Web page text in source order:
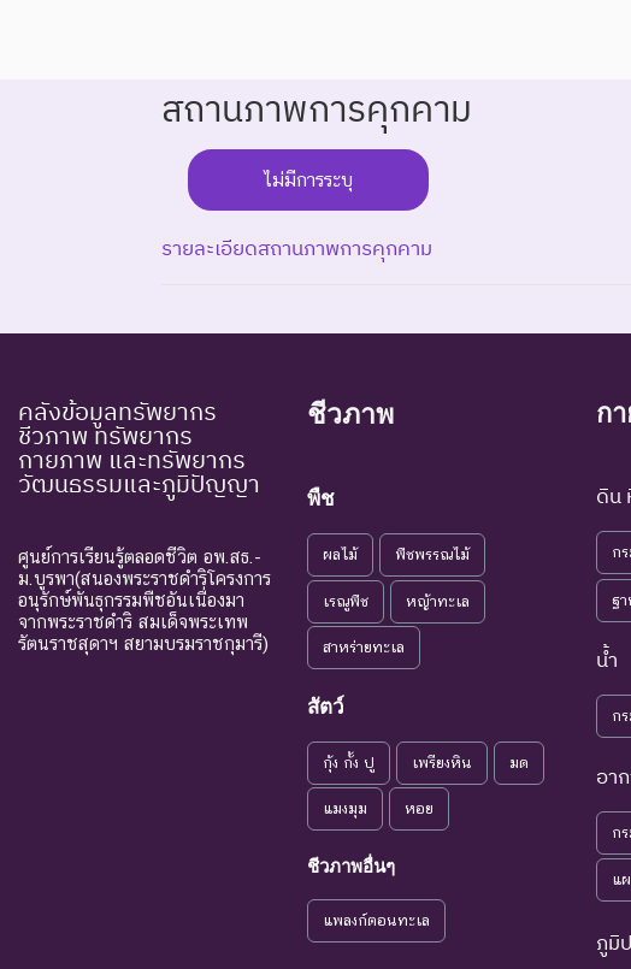
สถานภาพการคุกคาม
ไม่มีการระบุ
รายละเอียดสถานภาพการคุกคาม
EW : Extinct in the
Wild
สูญพันธุ์ใน
ชนิดพันธุ์ที่ไม่มีราย
ระดับความรุนแรง : ถูกคุกคาม
CR : Critically
Endangered
ใกล้สูญพันธุ์
อย่างยิ่ง
ชนิดพันธุ์ที่มีความเสี่
EN : Endangered ใกล้สูญพันธุ์
ชนิดพันธุ์ที่กำลังอยู่ใ
เป็นสาเหตุให้เกิดก
แนวโน้มใกล้
ชนิดพันธุ์ที่เข้าสู่ภา
ระดับความรุนแรง : เสี่ยงน้อย (LR)
ใกล้ถูกคุกคาม ชนิดพันธุ์ที่มีแนวโน้
เป็นกังวลน้อย
ที่สุด
ชนิดพันธุ์ที่ยังไม่อยู่ใ
ชนิดพันธุ์ที่มีข้อมูลไ
คลังข้อมูลทรัพยากร
ชีวภาพ ทรัพยากร
กายภาพ และทรัพยากร
วัฒนธรรมและภูมิปัญญา
ศูนย์การเรียนรู้ตลอดชีวิต อพ.สธ.-
ม.บูรพา(สนองพระราชดำริโครงการ
อนุรักษ์พันธุกรรมพืชอันเนื่องมา
จากพระราชดำริ สมเด็จพระเทพ
รัตนราชสุดาฯ สยามบรมราชกุมารี)
ชีวภาพ
พืช
ผลไม้ พืชพรรณไม้
เรณูพืช หญ้าทะเล
สาหร่ายทะเล
สัตว์
กุ้ง กั้ง ปู เพรียงหิน มด
แมงมุม หอย
ชีวภาพอื่นๆ
แพลงก์ตอนทะเล
ก
ดิน
ก
ฐ
น้ำ
ก
อา
ก
แ
ภูมิ